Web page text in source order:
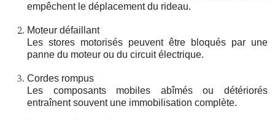
empêchent le déplacement du rideau.
Moteur défaillant
Les stores motorisés peuvent être bloqués par une
panne du moteur ou du circuit électrique.
Cordes rompus
Les composants mobiles abîmés ou détériorés
entraînent souvent une immobilisation complète.